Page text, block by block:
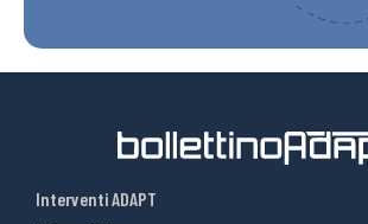
Interventi ADAPT